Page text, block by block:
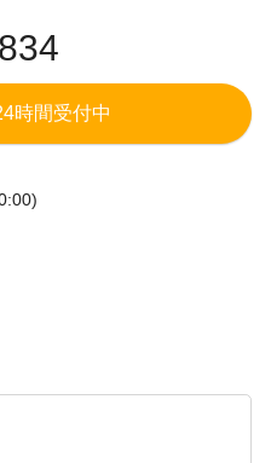
時間受付中